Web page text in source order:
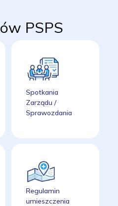
PSPS
Spotkania
Zarządu /
Sprawozdania
Regulamin
umieszczenia